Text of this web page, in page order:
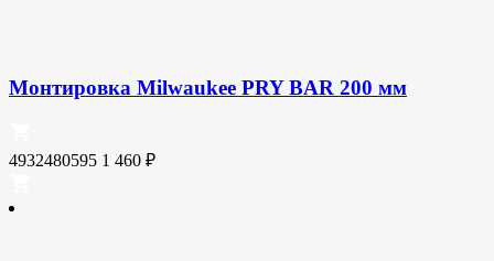
Монтировка Milwaukee PRY BAR 200 мм
4932480595 1 460 ₽